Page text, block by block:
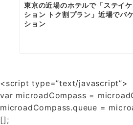
東京の近場のホテルで「ステイ
ション トク割プラン」近場でバ
ション
<script type=”text/javascript”>
var microadCompass =
microadCompass.queue =
[];